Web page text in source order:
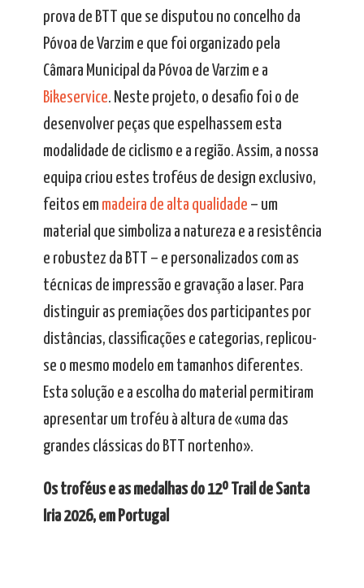
prova de BTT que se disputou no concelho da
Póvoa de Varzim e que foi organizado pela
Câmara Municipal da Póvoa de Varzim e a
Bikeservice. Neste projeto, o desafio foi o de
desenvolver peças que espelhassem esta
modalidade de ciclismo e a região. Assim, a nossa
equipa criou estes troféus de design exclusivo,
feitos em madeira de alta qualidade – um
material que simboliza a natureza e a resistência
e robustez da BTT – e personalizados com as
técnicas de impressão e gravação a laser. Para
distinguir as premiações dos participantes por
distâncias, classificações e categorias, replicou-
se o mesmo modelo em tamanhos diferentes.
Esta solução e a escolha do material permitiram
apresentar um troféu à altura de «uma das
grandes clássicas do BTT nortenho».
Os troféus e as medalhas do 12º Trail de Santa
Iria 2026, em Portugal